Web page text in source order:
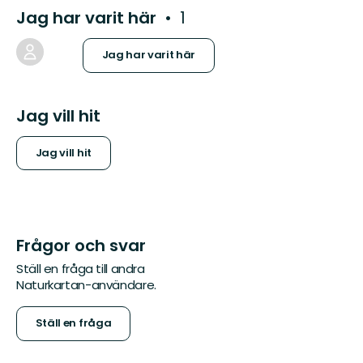
Jag har varit här 1
Jag har varit här
Jag vill hit
Jag vill hit
Frågor och svar
Ställ en fråga till andra
Naturkartan-användare.
Ställ en fråga